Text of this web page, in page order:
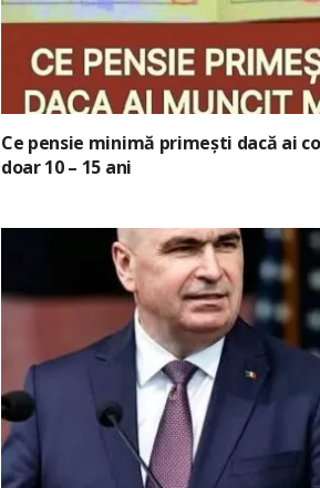
Ce pensie minimă primești dacă ai
doar 10 – 15 ani